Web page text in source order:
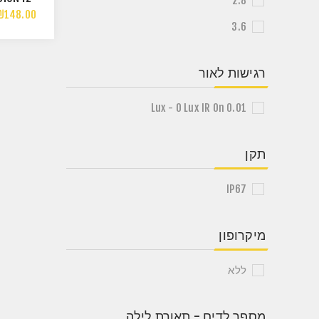
2.8
3.6
רגישות לאור
0.01 Lux - 0 Lux IR On
תקן
IP67
מיקרופון
ללא